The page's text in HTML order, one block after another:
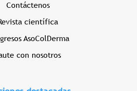
Contáctenos
científica
AsoColDerma
con nosotros